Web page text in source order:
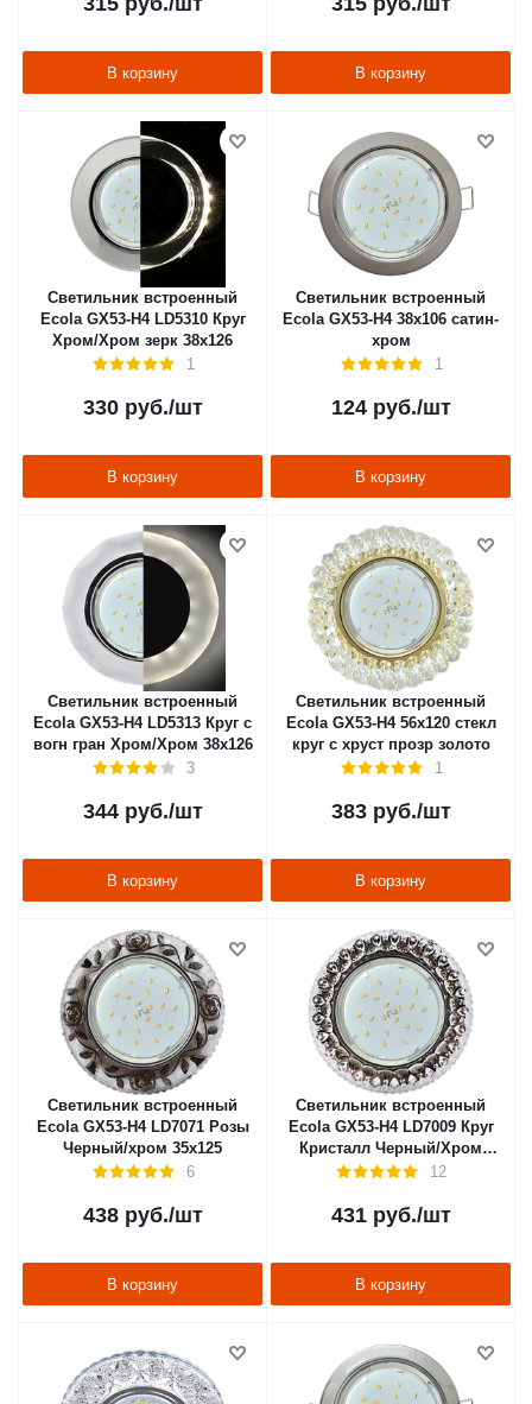
В корзину В корзину
Светильник встроенный
Ecola GX53-H4 LD5310 Круг
Хром/Хром зерк 38х126
1
330руб./шт
В корзину
Светильник встроенный
Ecola GX53-H4 38x106 сатин-
хром
1
124руб./шт
В корзину
Светильник встроенный
Ecola GX53-H4 LD5313 Круг с
вогн гран Хром/Хром 38х126
3
344руб./шт
В корзину
Светильник встроенный
Ecola GX53-H4 56x120 стекл
круг с хруст прозр золото
1
383руб./шт
В корзину
Светильник встроенный
Ecola GX53-H4 LD7071 Розы
Черный/хром 35х125
6
438руб./шт
В корзину
Светильник встроенный
Ecola GX53-H4 LD7009 Круг
Кристалл Черный/Хром
40х125
12
431руб./шт
В корзину